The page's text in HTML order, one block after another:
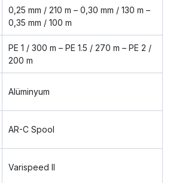
0,25 mm / 210 m – 0,30 mm / 130 m –
0,35 mm / 100 m
PE 1 / 300 m – PE 1.5 / 270 m – PE 2 /
200 m
Alüminyum
AR-C Spool
Varispeed II